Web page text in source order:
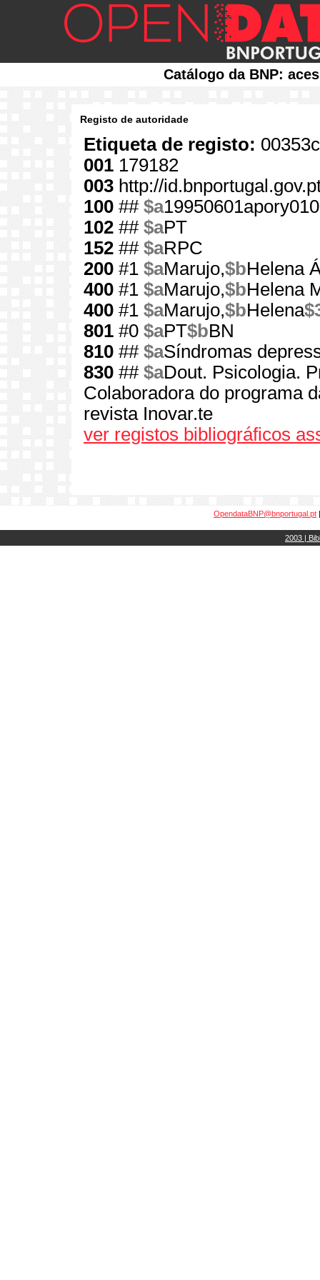
Catálogo da BNP:
Registo de autoridade
Etiqueta de registo:
001 179182
003 http://
100 ## $a
102 ## $aPT
152 ## $aRPC
200 #1 $aMarujo,$bHelena
400 #1 $aMarujo,$bHelena
400 #1 $aMarujo,$bHelena
801 #0 $aPT$bBN
810 ## $aSíndromas
830 ## $aDout. Psicologia.
Colaboradora do programa
revista Inovar.te
ver registos bibliográficos
OpendataBNP@bnportugal.pt
2003 |